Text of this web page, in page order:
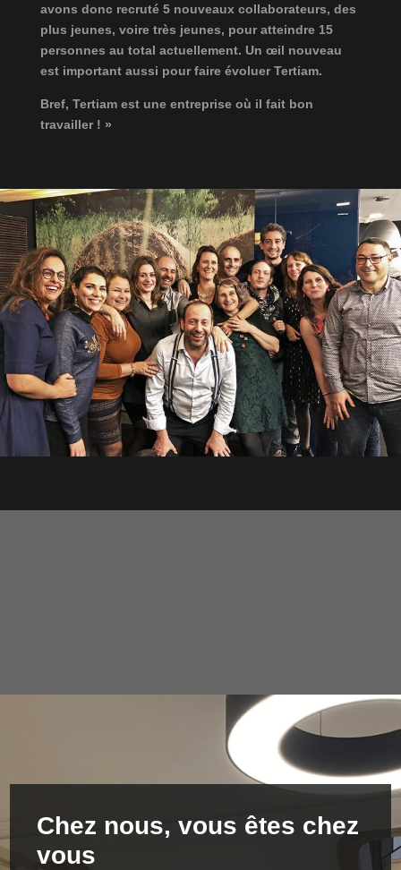
avons donc recruté 5 nouveaux collaborateurs, des
plus jeunes, voire très jeunes, pour atteindre 15
personnes au total actuellement. Un œil nouveau
est important aussi pour faire évoluer Tertiam.
Bref, Tertiam est une entreprise où il fait bon
travailler ! »
Chez nous, vous êtes chez
vous